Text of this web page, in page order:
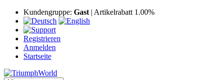
Kundengruppe: Gast | Artikelrabatt 1.00%
Registrieren
Anmelden
Startseite